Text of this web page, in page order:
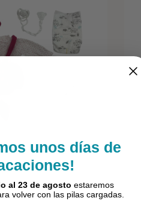
unos días de
al 23 de agosto estaremos
volver con las pilas cargadas.